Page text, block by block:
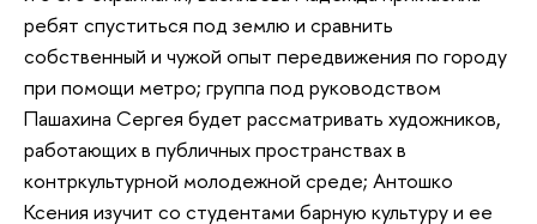
ребят спуститься под землю и сравнить
собственный и чужой опыт передвижения по городу
при помощи метро; группа под руководством
Пашахина Сергея будет рассматривать художников,
работающих в публичных пространствах в
контркультурной молодежной среде; Антошко
Ксения изучит со студентами барную культуру и ее